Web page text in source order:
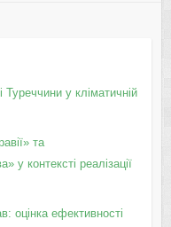
у кліматичній
та
у контексті реалізації
оцінка ефективності